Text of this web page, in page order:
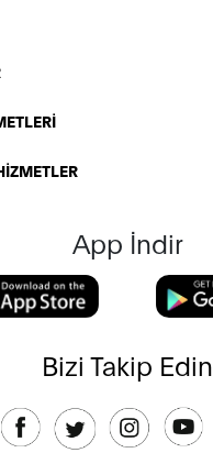
App İndir
Bizi Takip Edin